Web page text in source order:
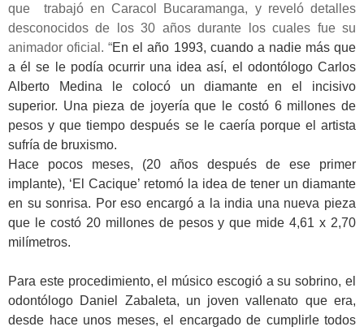
que trabajó en Caracol Bucaramanga, y reveló detalles
desconocidos de los 30 años durante los cuales fue su
animador oficial. “En el año 1993, cuando a nadie más que
a él se le podía ocurrir una idea así, el odontólogo Carlos
Alberto Medina le colocó un diamante en el incisivo
superior. Una pieza de joyería que le costó 6 millones de
pesos y que tiempo después se le caería porque el artista
sufría de bruxismo.
Hace pocos meses, (20 años después de ese primer
implante), ‘El Cacique’ retomó la idea de tener un diamante
en su sonrisa. Por eso encargó a la india una nueva pieza
que le costó 20 millones de pesos y que mide 4,61 x 2,70
milímetros.
Para este procedimiento, el músico escogió a su sobrino, el
odontólogo Daniel Zabaleta, un joven vallenato que era,
desde hace unos meses, el encargado de cumplirle todos